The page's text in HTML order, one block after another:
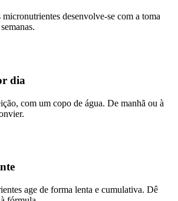
desenvolve-se com a toma
dia
com um copo de água. De manhã ou à
age de forma lenta e cumulativa. Dê